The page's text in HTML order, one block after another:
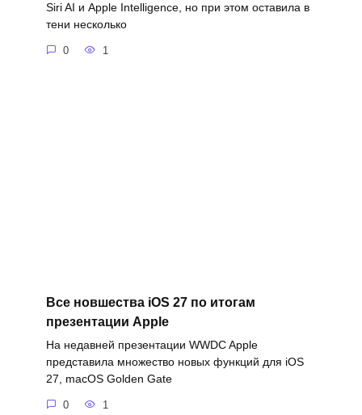
Siri AI и Apple Intelligence, но при этом оставила в
тени несколько
0 1
Все новшества iOS 27 по итогам
презентации Apple
На недавней презентации WWDC Apple
представила множество новых функций для iOS
27, macOS Golden Gate
0 1